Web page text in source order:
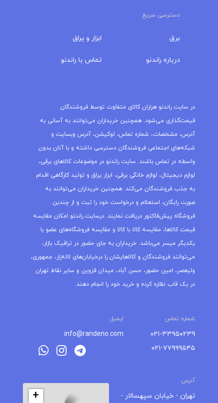
دسترسی سریع
برق
درباره‌ راندنو
ابزار و یراق
تماس با راندنو
در سایت راندنو هزاران کالای متفاوت توسط فروشندگان
قیمت‌گذاری می‌شود. همچنین خریداران می‌توانند به آسانی به
آدرس، مشخصات، شماره تماس، لوکیشن، آدرس وبسایت و
شبکه‌های اجتماعی فروشندگان دسترسی داشته و با آنان بدون
واسطه در تماس باشند. سایت راندنو در موضوعات کالاهای برقی،
لوازم دیجیتال، لوازم خانگی برقی، ابزار یراق و تولید کارگاهی اقدام
به جذب فروشندگان می‌کند. همچنین خریداران می‌توانند به
صورت رایگان، استعلام و درخواست خود را ثبت و از چندین
فروشگاه پیش‌فاکتور دریافت نمایند. درسایت راندنو امکان مقایسه
قیمت کالاها، مقایسه کالا با کالا و مقایسه فروشگاه‌های عضو با
یکدیگر میسر می‌باشد. خریداران به جای حضور در ترافیک بازار،
می‌توانند فروشندگان و کالاهایشان را درخیابان‌های لاله‌زار، جمهوری،
ولیعصر، امین حضور، حسن آباد، میدان قزوین و سایر نقاط تهران
در یک قاب نظاره کرده و خرید خود را انجام دهند.
شماره تماس ایمیل
۰۲۱-۳۳۹۵۰۲۳۹
۰۲۱-۷۷۹۹۹۵۴۵
info@randeno.com
آدرس
تهران - خیابان سپهسالار -
+